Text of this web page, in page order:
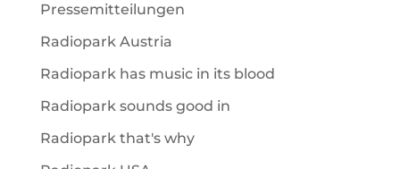
Pressemitteilungen
Radiopark Austria
Radiopark has music in its blood
Radiopark sounds good in
Radiopark that's why